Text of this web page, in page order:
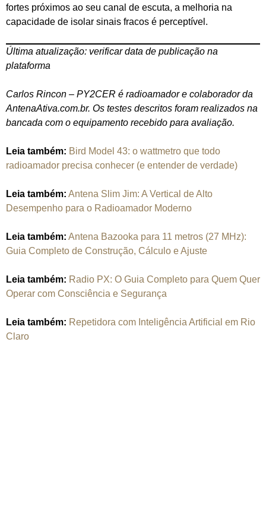
fortes próximos ao seu canal de escuta, a melhoria na
capacidade de isolar sinais fracos é perceptível.
Última atualização: verificar data de publicação na
plataforma
Carlos Rincon – PY2CER é radioamador e colaborador da
AntenaAtiva.com.br. Os testes descritos foram realizados na
bancada com o equipamento recebido para avaliação.
Leia também: Bird Model 43: o wattmetro que todo
radioamador precisa conhecer (e entender de verdade)
Leia também: Antena Slim Jim: A Vertical de Alto
Desempenho para o Radioamador Moderno
Leia também: Antena Bazooka para 11 metros (27 MHz):
Guia Completo de Construção, Cálculo e Ajuste
Leia também: Radio PX: O Guia Completo para Quem Quer
Operar com Consciência e Segurança
Leia também: Repetidora com Inteligência Artificial em Rio
Claro